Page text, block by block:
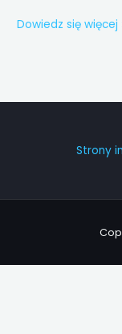
Dowiedz się więcej
Strony